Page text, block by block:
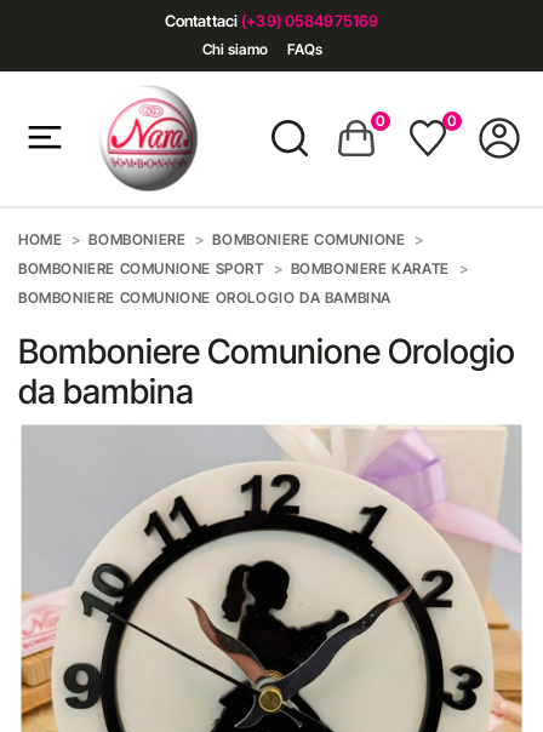
Contattaci (+39) 0584975169
Chi siamo FAQs
0 0
HOME BOMBONIERE
BOMBONIERE COMUNIONE
BOMBONIERE COMUNIONE SPORT
BOMBONIERE KARATE
BOMBONIERE COMUNIONE OROLOGIO DA BAMBINA
Bomboniere Comunione Orologio
da bambina